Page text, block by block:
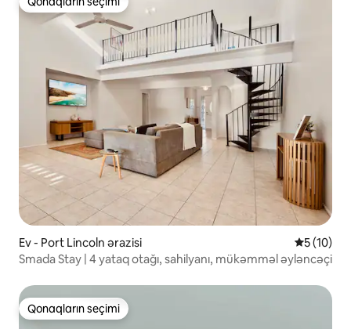
Qonaqların seçimi
Ev - Port Lincoln ərazisi Ortalama
5 (10)
Smada Stay | 4 yataq otağı, sahilyanı, mükəmməl əyləncəçi
Qonaqların seçimi
Qonaqların seçimi